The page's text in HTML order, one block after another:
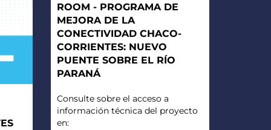
ROOM - PROGRAMA DE
MEJORA DE LA
CONECTIVIDAD CHACO-
CORRIENTES: NUEVO
PUENTE SOBRE EL RÍO
PARANÁ
Consulte sobre el acceso a
información técnica del proyecto
en: